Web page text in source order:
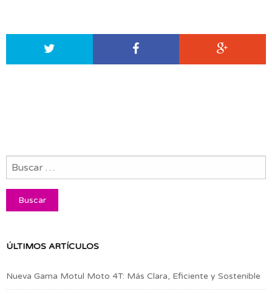
ÚLTIMOS ARTÍCULOS
Nueva Gama Motul Moto 4T: Más Clara, Eficiente y Sostenible